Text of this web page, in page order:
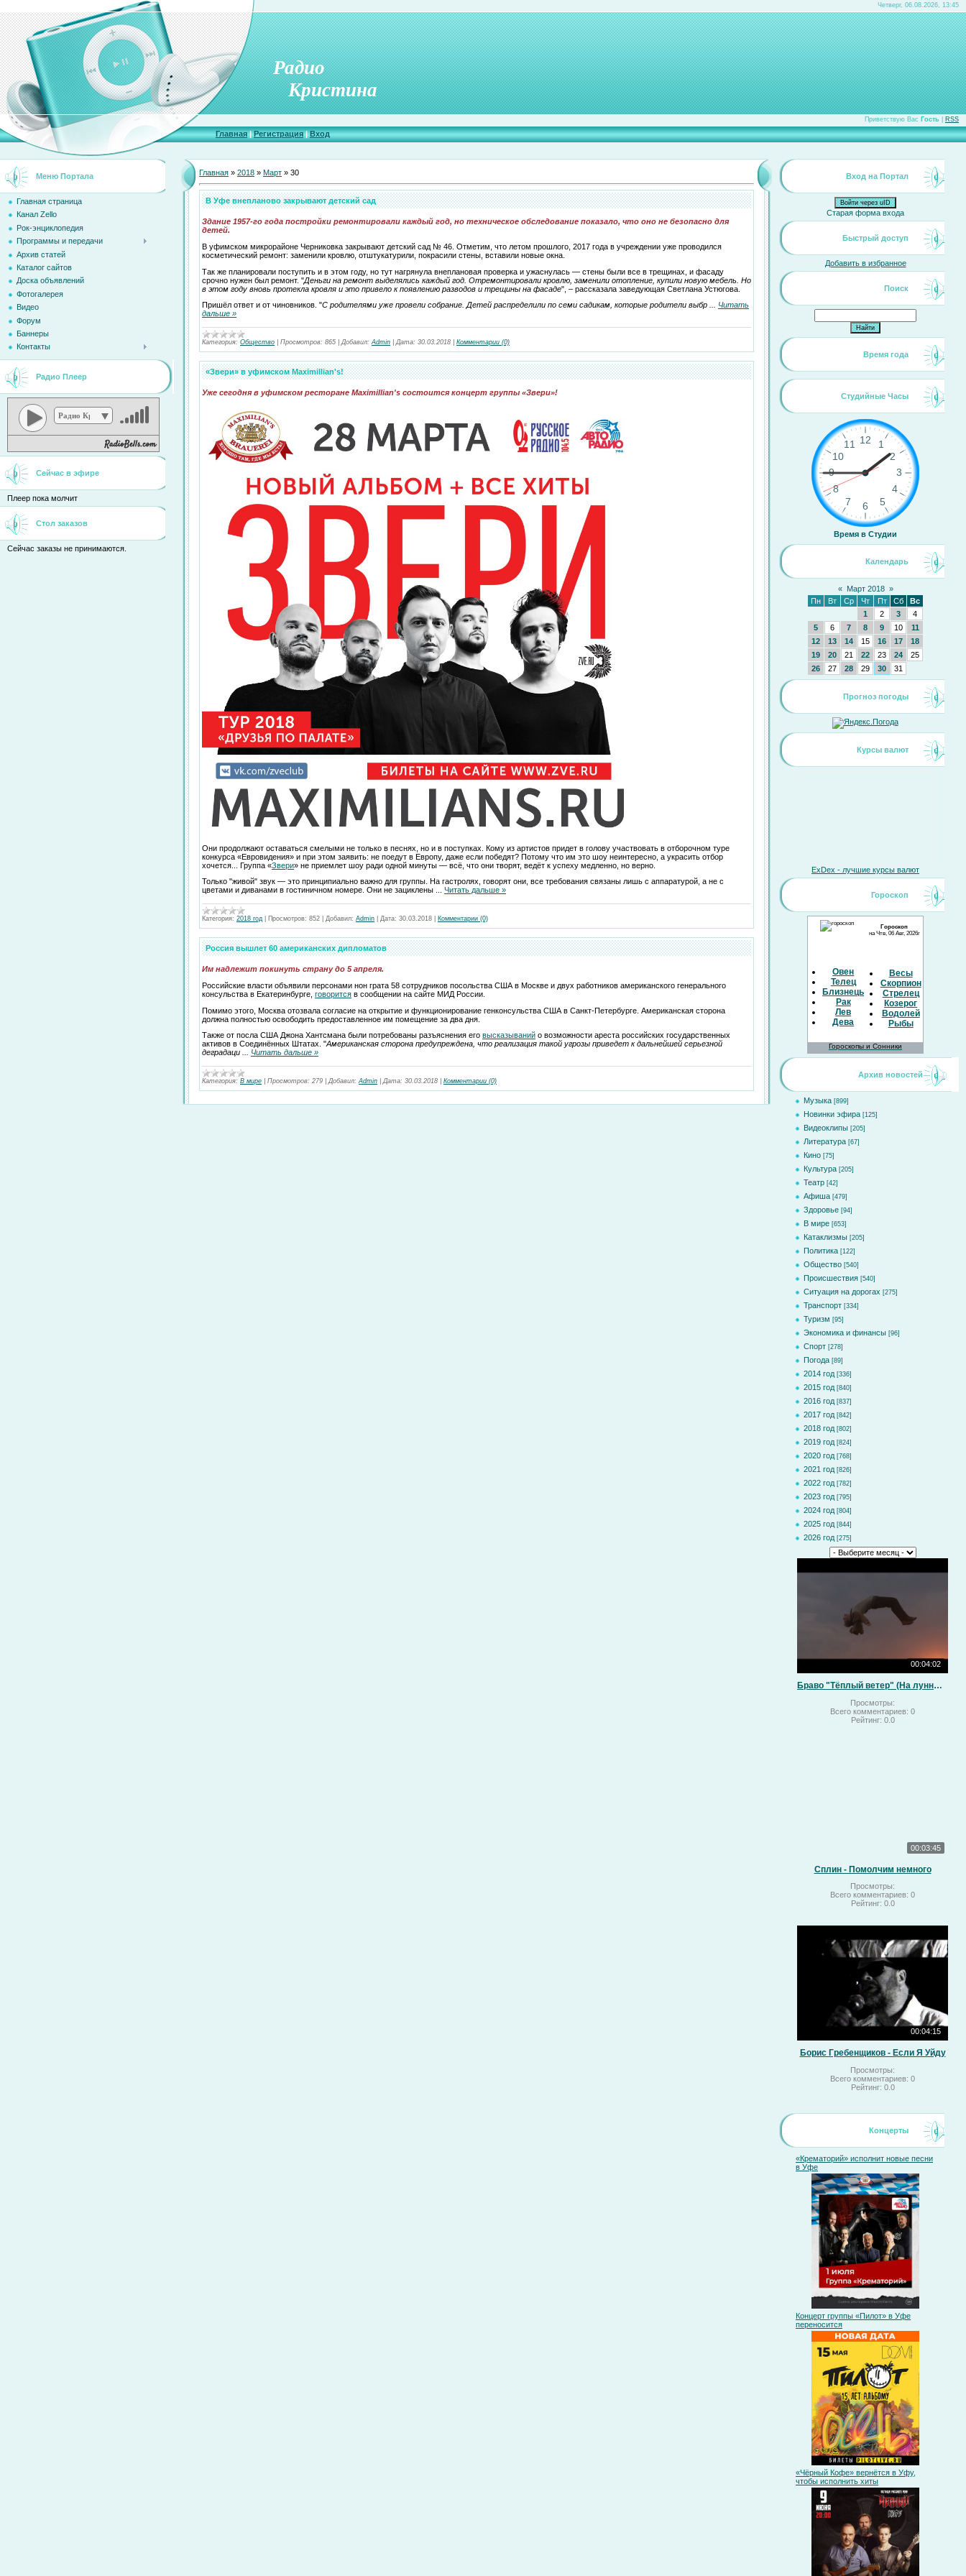
Четверг, 06.08.2026, 13:45
Радио
Кристина
Приветствую Вас Гость RSS
Главная|Регистрация|Вход
Меню Портала
Главная страница
Канал Zello
Рок-энциклопедия
Программы и передачи
Архив статей
Каталог сайтов
Доска объявлений
Фотогалерея
Видео
Форум
Баннеры
Контакты
Радио Плеер
Радио Кристина
Сейчас в эфире
Плеер пока молчит
Стол заказов
Сейчас заказы не принимаются.
Главная » 2018 » Март » 30
В Уфе внепланово закрывают детский сад
Здание 1957-го года постройки ремонтировали каждый год, но техническое обследование показало, что оно не безопасно для
детей.
В уфимском микрорайоне Черниковка закрывают детский сад № 46. Отметим, что летом прошлого, 2017 года в учреждении уже проводился
косметический ремонт: заменили кровлю, отштукатурили, покрасили стены, вставили новые окна.
Так же планировали поступить и в этом году, но тут нагрянула внеплановая проверка и ужаснулась — стены были все в трещинах, и фасаду
срочно нужен был ремонт. "Деньги на ремонт выделялись каждый год. Отремонтировали кровлю, заменили отопление, купили новую мебель. Но
в этом году вновь протекла кровля и это привело к появлению разводов и трещины на фасаде", – рассказала заведующая Светлана Устюгова.
Пришёл ответ и от чиновников. "С родителями уже провели собрание. Детей распределили по семи садикам, которые родители выбр
Читать
дальше »
Категория: Общество Просмотров: 865 Добавил: Admin Дата: 30.03.2018 Комментарии (0)
«Звери» в уфимском Maximillian's!
Уже сегодня в уфимском ресторане Maximillian's состоится концерт группы «Звери»!
Они продолжают оставаться смелыми не только в песнях, но и в поступках. Кому из артистов придет в голову участвовать в отборочном туре
конкурса «Евровидения» и при этом заявить: не поедут в Европу, даже если победят? Потому что им это шоу неинтересно, а украсить отбор
хочется... Группа «Звери» не приемлет шоу ради одной минуты — всё, что они творят, ведёт к успеху медленно, но верно.
Только "живой" звук — это принципиально важно для группы. На гастролях, говорят они, все требования связаны лишь с аппаратурой, а не с
цветами и диванами в гостиничном номере. Они не зациклены
Читать дальше »
Категория: 2018 год Просмотров: 852 Добавил: Admin Дата: 30.03.2018 Комментарии (0)
Россия вышлет 60 американских дипломатов
Им надлежит покинуть страну до 5 апреля.
Российские власти объявили персонами нон грата 58 сотрудников посольства США в Москве и двух работников американского генерального
консульства в Екатеринбурге, говорится в сообщении на сайте МИД России.
Помимо этого, Москва отозвала согласие на открытие и функционирование генконсульства США в Санкт-Петербурге. Американская сторона
должна полностью освободить предоставленное им помещение за два дня.
Также от посла США Джона Хантсмана были потребованы разъяснения его высказываний о возможности ареста российских государственных
активов в Соединённых Штатах. "Американская сторона предупреждена, что реализация такой угрозы приведет к дальнейшей серьезной
деградаци
Читать дальше »
Категория: В мире Просмотров: 279 Добавил: Admin Дата: 30.03.2018 Комментарии (0)
Вход на Портал
Войти через uID
Старая форма входа
Быстрый доступ
Добавить в избранное
Поиск
Время года
Студийные Часы
Время в Студии
Календарь
« Март 2018 »
Пн
Вт Ср Чт Пт Сб
Вс
1
2 3
4
5
6 7 8 9 10
11
12
13 14 15 16 17
18
19
20 21 22 23 24
25
26
27 28 29 30 31
Прогноз погоды
Курсы валют
ExDex - лучшие курсы валют
Гороскоп
Гороскоп
на Чтв, 06 Авг, 2026г
Овен
Телец
Близнецы
Рак
Лев
Дева
Весы
Скорпион
Стрелец
Козерог
Водолей
Рыбы
Гороскопы и Сонники
Архив новостей
Музыка [899]
Новинки эфира [125]
Видеоклипы [205]
Литература [67]
Кино [75]
Культура [205]
Театр [42]
Афиша [479]
Здоровье [94]
В мире [653]
Катаклизмы [205]
Политика [122]
Общество [540]
Происшествия [540]
Ситуация на дорогах [275]
Транспорт [334]
Туризм [95]
Экономика и финансы [96]
Спорт [278]
Погода [89]
2014 год [336]
2015 год [840]
2016 год [837]
2017 год [842]
2018 год [802]
2019 год [824]
2020 год [768]
2021 год [826]
2022 год [782]
2023 год [795]
2024 год [804]
2025 год [844]
2026 год [275]
00:04:02
Браво "Тёплый ветер" (На лунный свет)
Просмотры:
Всего комментариев: 0
Рейтинг: 0.0
00:03:45
Сплин - Помолчим немного
Просмотры:
Всего комментариев: 0
Рейтинг: 0.0
00:04:15
Борис Гребенщиков - Если Я Уйду
Просмотры:
Всего комментариев: 0
Рейтинг: 0.0
Концерты
«Крематорий» исполнит новые песни
в Уфе
Концерт группы «Пилот» в Уфе
переносится
«Чёрный Кофе» вернётся в Уфу,
чтобы исполнить хиты